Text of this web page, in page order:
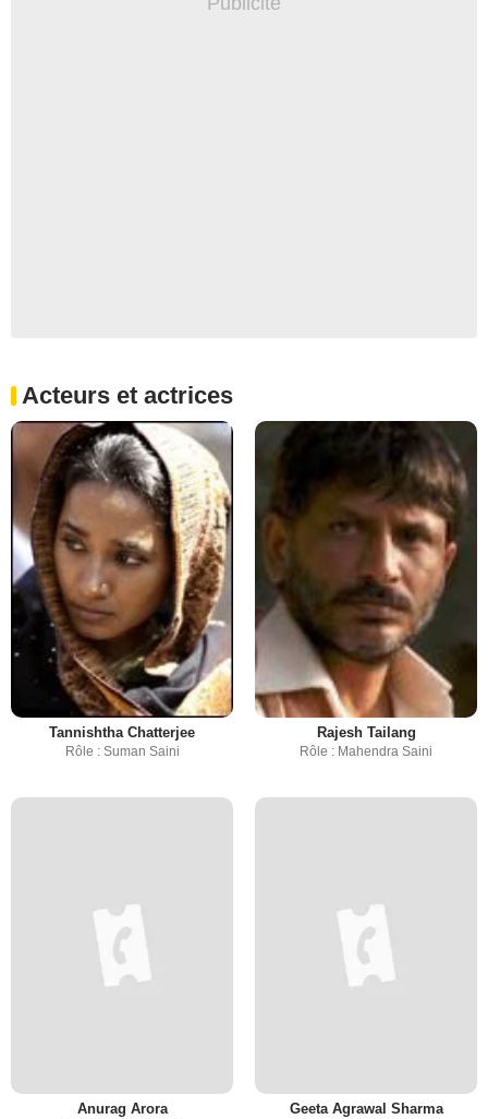
Acteurs et actrices
Tannishtha Chatterjee
Rôle : Suman Saini
Rajesh Tailang
Rôle : Mahendra Saini
Anurag Arora Geeta Agrawal Sharma